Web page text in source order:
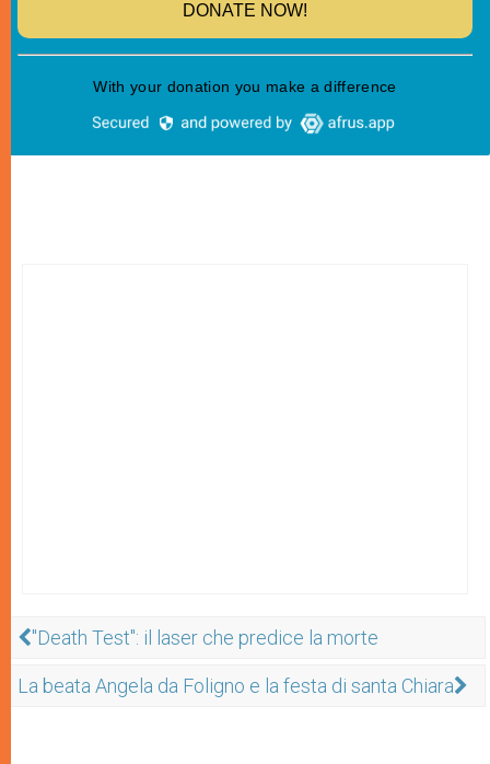
"Death Test": il laser che predice la morte
La beata Angela da Foligno e la festa di santa Chiara